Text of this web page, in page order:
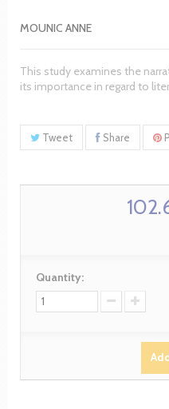
MOUNIC ANNE
This study examines the
its importance in regard to
Tweet Share
Quantity: